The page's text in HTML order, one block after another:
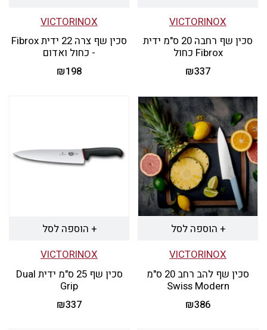
VICTORINOX
סכין שף רחבה 20 ס"מ ידית
Fibrox כחול
₪337
VICTORINOX
סכין שף צרה 22 ידית Fibrox
- כחול ואדום
₪198
מספר
סוגים.
את
בעמוד
המוצר
+ הוספה לסל
VICTORINOX
סכין שף להב רחב 20 ס"מ
Swiss Modern
₪386
+ הוספה לסל
VICTORINOX
סכין שף 25 ס"מ ידית Dual
Grip
₪337